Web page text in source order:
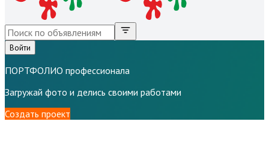
Войти
ПОРТФОЛИО профессионала
Загружай фото и делись своими работами
Создать проект